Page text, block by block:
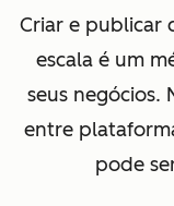
Criar e publicar
escala é um
seus negócios.
entre
pode